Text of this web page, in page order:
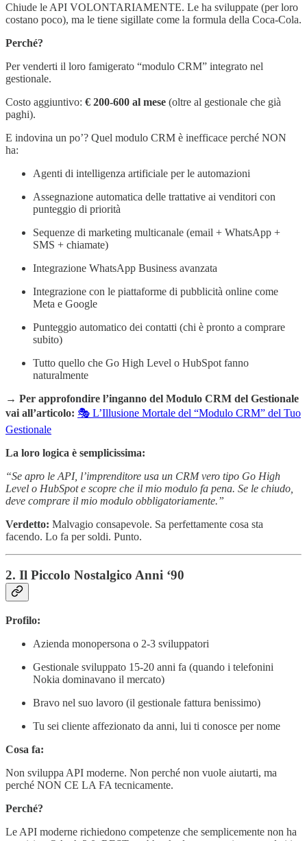
Chiude le API VOLONTARIAMENTE. Le ha sviluppate (per loro
costano poco), ma le tiene sigillate come la formula della Coca-Cola.
Perché?
Per venderti il loro famigerato “modulo CRM” integrato nel
gestionale.
Costo aggiuntivo: € 200-600 al mese (oltre al gestionale che già
paghi).
E indovina un po’? Quel modulo CRM è inefficace perché NON
ha:
Agenti di intelligenza artificiale per le automazioni
Assegnazione automatica delle trattative ai venditori con
punteggio di priorità
Sequenze di marketing multicanale (email + WhatsApp +
SMS + chiamate)
Integrazione WhatsApp Business avanzata
Integrazione con le piattaforme di pubblicità online come
Meta e Google
Punteggio automatico dei contatti (chi è pronto a comprare
subito)
Tutto quello che Go High Level o HubSpot fanno
naturalmente
→ Per approfondire l’inganno del Modulo CRM del Gestionale
vai all’articolo: 🎭 L’Illusione Mortale del “Modulo CRM” del Tuo
Gestionale
La loro logica è semplicissima:
“Se apro le API, l’imprenditore usa un CRM vero tipo Go High
Level o HubSpot e scopre che il mio modulo fa pena. Se le chiudo,
deve comprare il mio modulo obbligatoriamente.”
Verdetto: Malvagio consapevole. Sa perfettamente cosa sta
facendo. Lo fa per soldi. Punto.
2. Il Piccolo Nostalgico Anni ‘90
Profilo:
Azienda monopersona o 2-3 sviluppatori
Gestionale sviluppato 15-20 anni fa (quando i telefonini
Nokia dominavano il mercato)
Bravo nel suo lavoro (il gestionale fattura benissimo)
Tu sei cliente affezionato da anni, lui ti conosce per nome
Cosa fa:
Non sviluppa API moderne. Non perché non vuole aiutarti, ma
perché NON CE LA FA tecnicamente.
Perché?
Le API moderne richiedono competenze che semplicemente non ha